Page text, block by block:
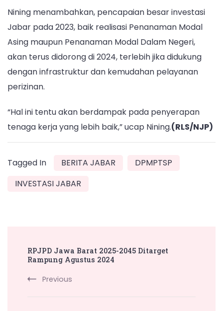
Nining menambahkan, pencapaian besar investasi
Jabar pada 2023, baik realisasi Penanaman Modal
Asing maupun Penanaman Modal Dalam Negeri,
akan terus didorong di 2024, terlebih jika didukung
dengan infrastruktur dan kemudahan pelayanan
perizinan.
“Hal ini tentu akan berdampak pada penyerapan
tenaga kerja yang lebih baik,” ucap Nining.(RLS/NJP)
Tagged In BERITA JABAR
DPMPTSP
INVESTASI JABAR
Navigation
RPJPD Jawa Barat 2025-2045 Ditarget
Rampung Agustus 2024
Previous